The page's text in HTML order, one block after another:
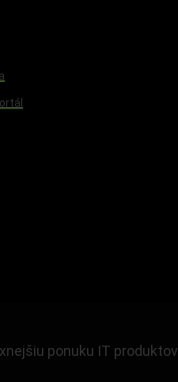
ponuku IT produktov